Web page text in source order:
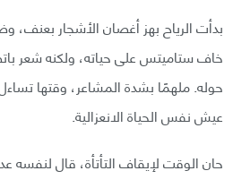
بدأت الرياح بهز أغصان الأشجار بعنف،
خاف ستاميتس على حياته، ولكنه شعر
حوله. ملهمًا بشدة المشاعر، وقتها تساءل
عيش نفس الحياة الانعزالية.
حان الوقت لإيقاف التأتأة، قال لنفسه